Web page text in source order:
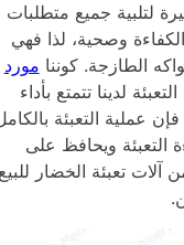
جميع متطلبات
وصحية، لذا فهي
كوننامورد
لدينا تتمتع بأداء
التعبئة بالكامل
ويحافظ على
تعبئة الخضار للبيع،